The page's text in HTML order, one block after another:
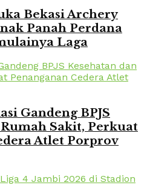
Bekasi Archery
Panah Perdana
Laga
Gandeng BPJS
Sakit, Perkuat
Atlet Porprov